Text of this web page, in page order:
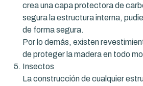
crea una capa protectora de
segura la estructura interna,
de forma segura.
Por lo demás, existen
de proteger la madera en todo
Insectos
La construcción de cualquier